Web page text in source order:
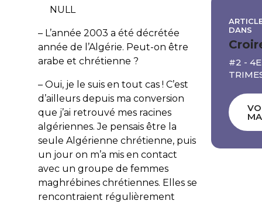
NULL
– L’année 2003 a été décrétée
année de l’Algérie. Peut-on être
arabe et chrétienne ?
– Oui, je le suis en tout cas ! C’est
d’ailleurs depuis ma conversion
que j’ai retrouvé mes racines
algériennes. Je pensais être la
seule Algérienne chrétienne, puis
un jour on m’a mis en contact
avec un groupe de femmes
maghrébines chrétiennes. Elles se
rencontraient régulièrement
DANS
#2 - 4E